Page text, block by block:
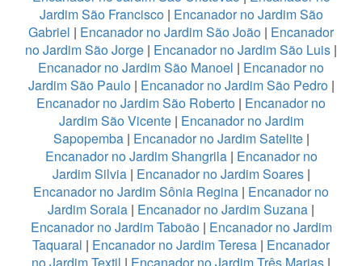
Jardim São Francisco| Encanador no Jardim São
Gabriel | Encanador no Jardim São João | Encanador
no Jardim São Jorge | Encanador no Jardim São Luis |
Encanador no Jardim São Manoel | Encanador no
Jardim São Paulo| Encanador no Jardim São Pedro|
Encanador no Jardim São Roberto | Encanador no
Jardim São Vicente| Encanador no Jardim
Sapopemba| Encanador no Jardim Satelite|
Encanador no Jardim Shangrila| Encanador no
Jardim Silvia| Encanador no Jardim Soares|
Encanador no Jardim Sônia Regina | Encanador no
Jardim Soraia | Encanador no Jardim Suzana |
Encanador no Jardim Taboão| Encanador no Jardim
Taquaral | Encanador no Jardim Teresa | Encanador
no Jardim Textil | Encanador no Jardim Três Marias |